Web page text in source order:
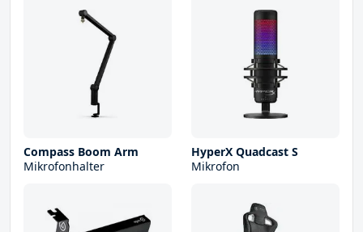
Compass Boom Arm
Mikrofonhalter
HyperX Quadcast S
Mikrofon